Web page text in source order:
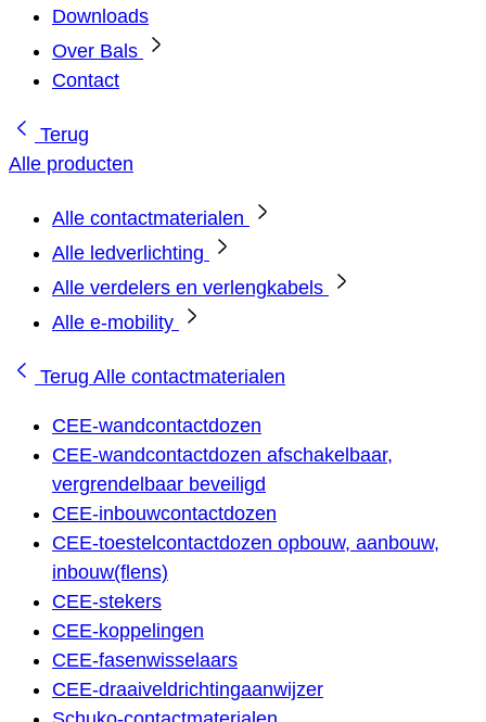
Downloads
Over Bals
Contact
Terug
Alle producten
Alle contactmaterialen
Alle ledverlichting
Alle verdelers en verlengkabels
Alle e-mobility
Terug Alle contactmaterialen
CEE-wandcontactdozen
CEE-wandcontactdozen afschakelbaar,
vergrendelbaar beveiligd
CEE-inbouwcontactdozen
CEE-toestelcontactdozen opbouw, aanbouw,
inbouw(flens)
CEE-stekers
CEE-koppelingen
CEE-fasenwisselaars
CEE-draaiveldrichtingaanwijzer